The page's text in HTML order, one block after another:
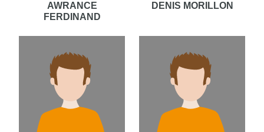
AWRANCE
FERDINAND
DENIS MORILLON